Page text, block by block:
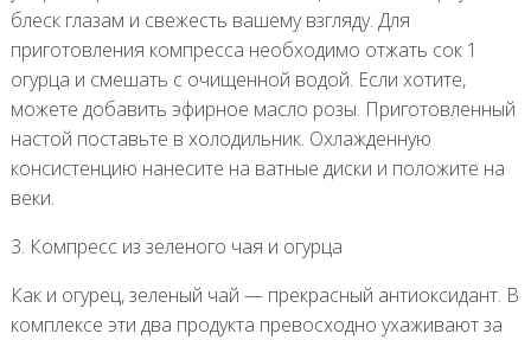
блеск глазам и свежесть вашему взгляду. Для
приготовления компресса необходимо отжать сок 1
огурца и смешать с очищенной водой. Если хотите,
можете добавить эфирное масло розы. Приготовленный
настой поставьте в холодильник. Охлажденную
консистенцию нанесите на ватные диски и положите на
веки.
3. Компресс из зеленого чая и огурца
Как и огурец, зеленый чай — прекрасный антиоксидант. В
комплексе эти два продукта превосходно ухаживают за